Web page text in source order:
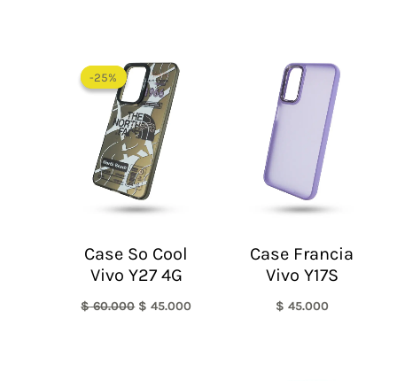
-25%
-25%
Case So Cool
Vivo Y27 4G
$60.000
precio
original
era:
$ 60.000.
$ 45.000
Case Francia
Vivo Y17S
$ 45.000